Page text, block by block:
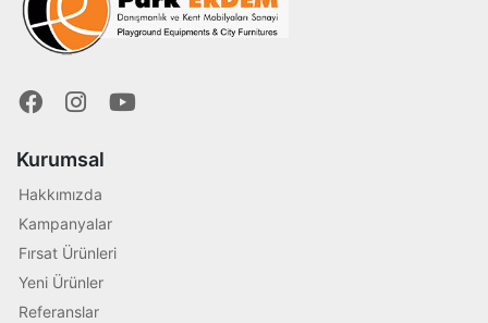
Kurumsal
Hakkımızda
Kampanyalar
Fırsat Ürünleri
Yeni Ürünler
Referanslar